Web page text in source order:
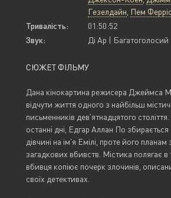
Гезелдайн Пем Ферріс
Тривалість:
01:50:52
Звук:
Ді Ар | Багатоголосий
СЮЖЕТ ФІЛЬМУ
Дана кінокартина режисера Джеймса
відчути життя одного з найбільш
письменників дев'ятнадцятого
останні дні, Едгар Аллан По
дівчині на ім'я Емілі, проте його
загадкових вбивств. Містика полягає
вбивця копіює почерк злочинів,
своїх детективах.